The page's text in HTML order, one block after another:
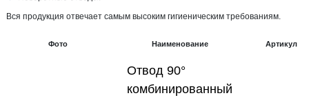
Вся продукция отвечает самым высоким гигиеническим требованиям.
Фото Наименование Артикул
Отвод 90°
комбинированный